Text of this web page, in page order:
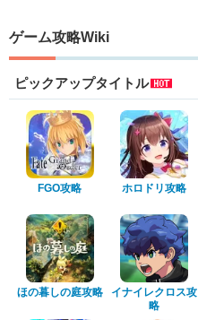
ゲーム攻略Wiki
ピックアップタイトル
FGO攻略 ホロドリ攻略
ほの暮しの庭攻略
イナイレクロス攻
略